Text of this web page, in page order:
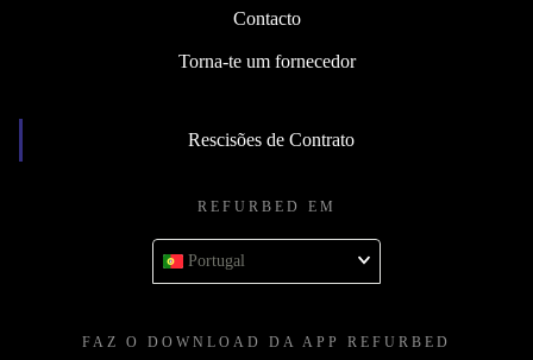
Contacto
Torna-te um fornecedor
Rescisões de Contrato
REFURBED EM
Portugal
FAZ O DOWNLOAD DA APP REFURBED